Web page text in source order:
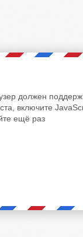
должен
включите
ещё раз